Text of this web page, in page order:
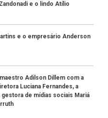
e o lindo Atílio
e o empresário Anderson
Adilson Dillem com a
Luciana Fernandes, a
de mídias sociais Mariá